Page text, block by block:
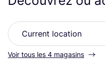
Voir tous les 4 magasins